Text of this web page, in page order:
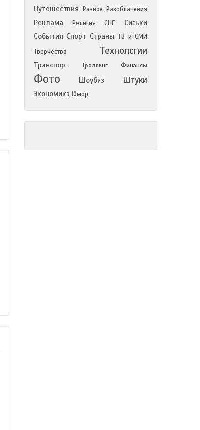
Путешествия
Разное Разоблачения
Реклама Религия СНГ
Сиськи
События Спорт Страны ТВ и СМИ
Творчество
Технологии
Транспорт Троллинг Финансы
Фото Шоубиз Штуки
Экономика Юмор